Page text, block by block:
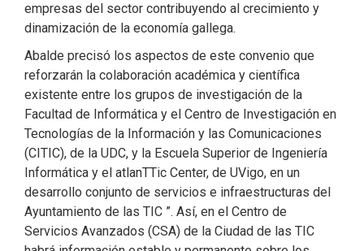
empresas del sector contribuyendo al crecimiento y
dinamización de la economía gallega.
Abalde precisó los aspectos de este convenio que
reforzarán la colaboración académica y científica
existente entre los grupos de investigación de la
Facultad de Informática y el Centro de Investigación en
Tecnologías de la Información y las Comunicaciones
(CITIC), de la UDC, y la Escuela Superior de Ingeniería
Informática y el atlanTTic Center, de UVigo, en un
desarrollo conjunto de servicios e infraestructuras del
Ayuntamiento de las TIC ”. Así, en el Centro de
Servicios Avanzados (CSA) de la Ciudad de las TIC